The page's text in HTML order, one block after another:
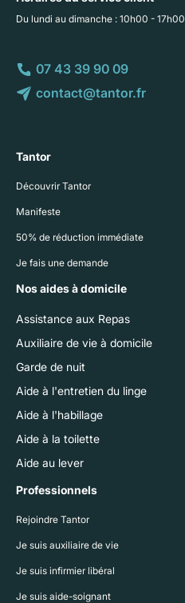
Du lundi au dimanche : 10h00 - 17h00
07 43 39 90 09
contact@tantor.fr
Tantor
Découvrir Tantor
Manifeste
50% de réduction immédiate
Je fais une demande
Nos aides à domicile
Assistance aux Repas
Auxiliaire de vie à domicile
Garde de nuit
Aide à l'entretien du linge
Aide à l'habillage
Aide à la toilette
Aide au lever
Professionnels
Rejoindre Tantor
Je suis auxiliaire de vie
Je suis infirmier libéral
Je suis aide-soignant